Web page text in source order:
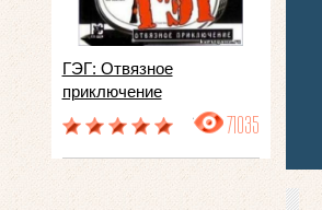
ГЭГ: Отвязное
приключение
71035